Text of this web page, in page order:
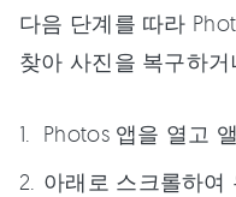
다음 단계를 따라
찾아 사진을 복구하
Photos 앱을 열고
아래로 스크롤하여